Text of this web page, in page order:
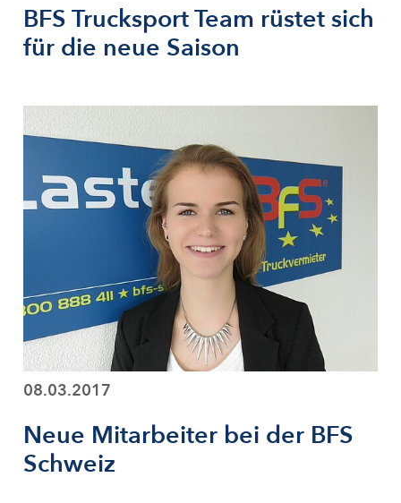
BFS Trucksport Team rüstet sich
für die neue Saison
08.03.2017
Neue Mitarbeiter bei der BFS
Schweiz